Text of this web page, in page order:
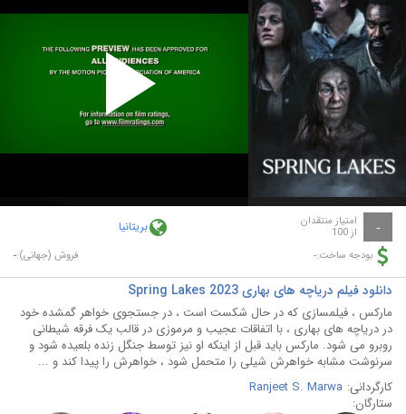
Play
Video
- امتیاز منتقدان
از 100 بریتانیا
بودجه ساخت:- فروش (جهانی):-
دانلود فیلم دریاچه های بهاری Spring Lakes 2023
مارکس ، فیلمسازی که در حال شکست است ، در جستجوی خواهر گمشده خود
در دریاچه های بهاری ، با اتفاقات عجیب و مرموزی در قالب یک فرقه شیطانی
روبرو می شود. مارکس باید قبل از اینکه او نیز توسط جنگل زنده بلعیده شود و
سرنوشت مشابه خواهرش شیلی را متحمل شود ، خواهرش را پیدا کند و ...
کارگردانی: Ranjeet S. Marwa
ستارگان: